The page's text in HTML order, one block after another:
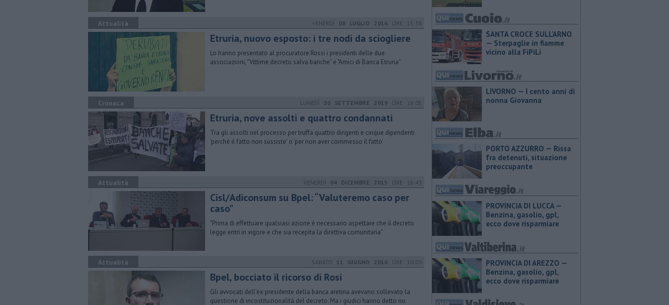
Attualità VENERDÌ 08 LUGLIO 2016 ORE 15:38
Etruria, nuovo esposto: i tre nodi da sciogliere
Lo hanno presentato al procuratore Rossi i presidenti delle due
associazioni, "Vittime decreto salva banche" e "Amici di Banca Etruria"
Cronaca LUNEDÌ 30 SETTEMBRE 2019 ORE 18:05
Etruria, nove assolti e quattro condannati
Tra gli assolti nel processo per truffa quattro dirigenti e cinque dipendenti
'perché il fatto non sussiste' o 'per non aver commesso il fatto'
Attualità VENERDÌ 04 DICEMBRE 2015 ORE 16:43
Cisl/Adiconsum su Bpel: “Valuteremo caso per
caso”
"Prima di effettuare qualsiasi azione è necessario aspettare che il decreto
legge entri in vigore e che sia recepita la direttiva comunitaria"
Attualità SABATO 11 GIUGNO 2016 ORE 10:03
Bpel, bocciato il ricorso di Rosi
Gli avvocati dell'ex presidente della banca aretina avevano sollevato la
questione di incostituzionalità del decreto. Ma i giudici hanno detto no
SANTA CROCE SULL'ARNO
— Sterpaglie in fiamme
vicino alla FiPiLi
LIVORNO — I cento anni di
nonna Giovanna
PORTO AZZURRO — Rissa
fra detenuti, situazione
preoccupante
PROVINCIA DI LUCCA — ​
Benzina, gasolio, gpl,
ecco dove risparmiare
PROVINCIA DI AREZZO — ​
Benzina, gasolio, gpl,
ecco dove risparmiare